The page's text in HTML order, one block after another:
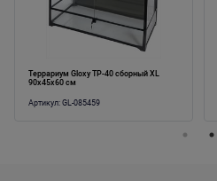
Террариум Gloxy TP-40 сборный XL
90х45х60 см
Артикул: GL-085459